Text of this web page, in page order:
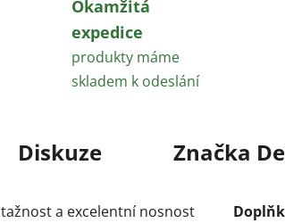
Okamžitá
expedice
produkty máme
skladem k odeslání
Diskuze Značka
a excelentní nosnost